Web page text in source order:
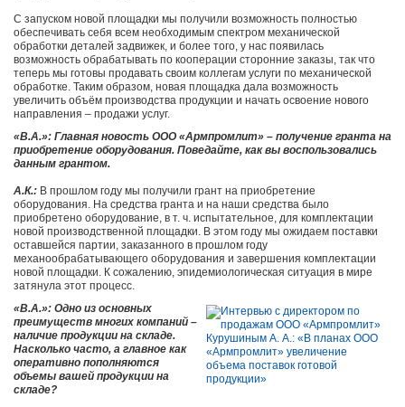
С запуском новой площадки мы получили возможность полностью
обеспечивать себя всем необходимым спектром механической
обработки деталей задвижек, и более того, у нас появилась
возможность обрабатывать по кооперации сторонние заказы, так что
теперь мы готовы продавать своим коллегам услуги по механической
обработке. Таким образом, новая площадка дала возможность
увеличить объём производства продукции и начать освоение нового
направления – продажи услуг.
«В.А.»: Главная новость ООО «Армпромлит» – получение гранта на
приобретение оборудования. Поведайте, как вы воспользовались
данным грантом.
А.К.: В прошлом году мы получили грант на приобретение
оборудования. На средства гранта и на наши средства было
приобретено оборудование, в т. ч. испытательное, для комплектации
новой производственной площадки. В этом году мы ожидаем поставки
оставшейся партии, заказанного в прошлом году
механообрабатывающего оборудования и завершения комплектации
новой площадки. К сожалению, эпидемиологическая ситуация в мире
затянула этот процесс.
«В.А.»: Одно из основных
преимуществ многих компаний –
наличие продукции на складе.
Насколько часто, а главное как
оперативно пополняются
объемы вашей продукции на
складе?